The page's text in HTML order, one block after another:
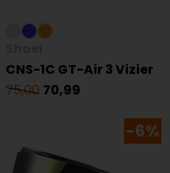
CNS-1C GT-Air 3 Vizier
75,00 70,99
-6%